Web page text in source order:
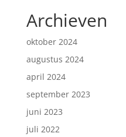
Archieven
oktober 2024
augustus 2024
april 2024
september 2023
juni 2023
juli 2022